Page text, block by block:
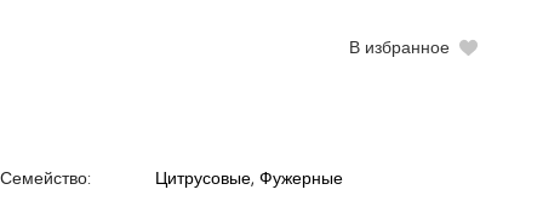
В избранное
Семейство:
Цитрусовые, Фужерные